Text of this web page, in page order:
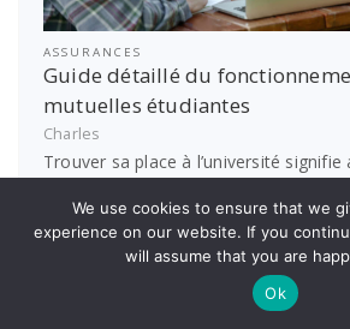
ASSURANCES
Guide détaillé du
mutuelles étudiantes
Charles
Trouver sa place à l’université signifie
En savoir plus
We use cookies to ensure that we
experience on our website. If you
will assume that you are
Ok